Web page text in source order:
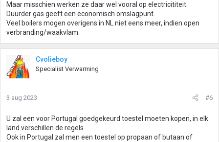
Maar misschien werken ze daar wel vooral op electricititeit.
Duurder gas geeft een economisch omslagpunt.
Veel boilers mogen overigens in NL niet eens meer, indien open
verbranding/waakvlam.
Cvolieboy
Specialist Verwarming
3 aug 2023 #6
U zal een voor Portugal goedgekeurd toestel moeten kopen, in elk
land verschillen de regels.
Ook in Portugal zal men een toestel op propaan of butaan of